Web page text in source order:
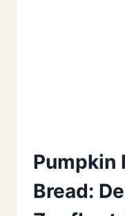
Pumpkin
Bread: